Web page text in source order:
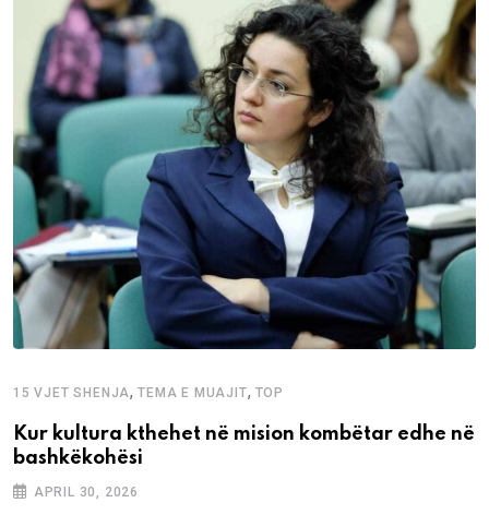
15 VJET SHENJA,TEMA E MUAJIT, TOP
Kur kultura kthehet në mision kombëtar edhe në
bashkëkohësi
APRIL 30, 2026